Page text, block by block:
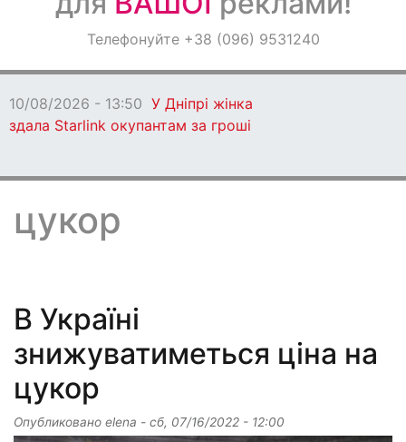
ОголошенняТелефонуйте +38 (096) 9531240
10/08/2026 - 13:50 У Дніпрі жінка
здала Starlink окупантам за гроші
цукор
В Україні
знижуватиметься ціна на
цукор
Опубликовано elena - сб, 07/16/2022 - 12:00